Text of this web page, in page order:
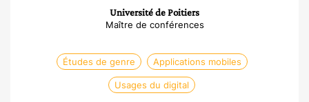
Université de Poitiers
Maître de conférences
Études de genre Applications mobiles
Usages du digital